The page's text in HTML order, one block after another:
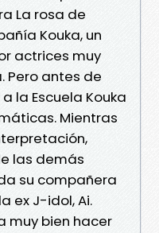
La rosa de
Kouka, un
actrices muy
Pero antes de
la Escuela Kouka
Mientras
las demás
su compañera
ex J-idol, Ai.
muy bien hacer